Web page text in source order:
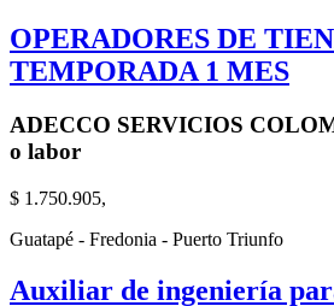
OPERADORES DE
TEMPORADA 1 MES
ADECCO SERVICIOS
o labor
$ 1.750.905,
Guatapé - Fredonia - Puerto Triunfo
Auxiliar de ingeniería